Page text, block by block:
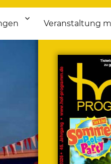
Veranstaltung